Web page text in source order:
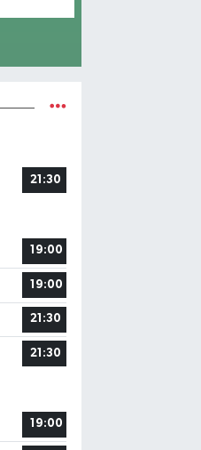
21:30
19:00
19:00
21:30
21:30
19:00